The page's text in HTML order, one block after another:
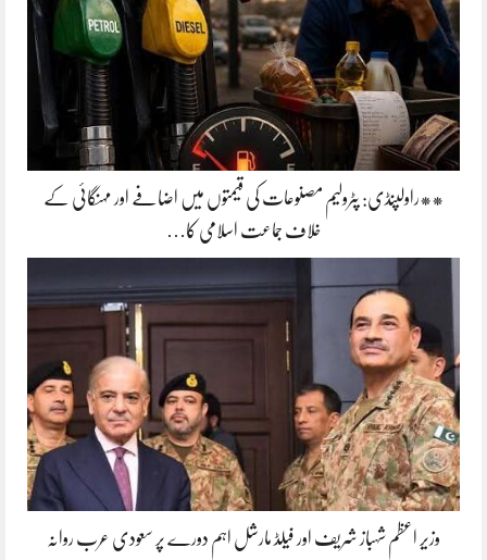
**راولپنڈی: پٹرولیم مصنوعات کی قیمتوں میں اضافے اور مہنگائی کے
خلاف جماعت اسلامی کا…
وزیر اعظم شہباز شریف اور فیلڈ مارشل اہم دورے پر سعودی عرب روانہ